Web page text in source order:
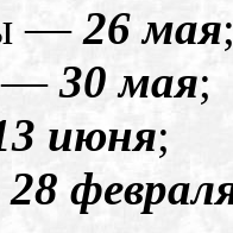
—26 мая
—30 мая;
июня;
28